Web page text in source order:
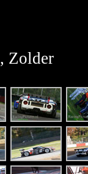
, Zolder